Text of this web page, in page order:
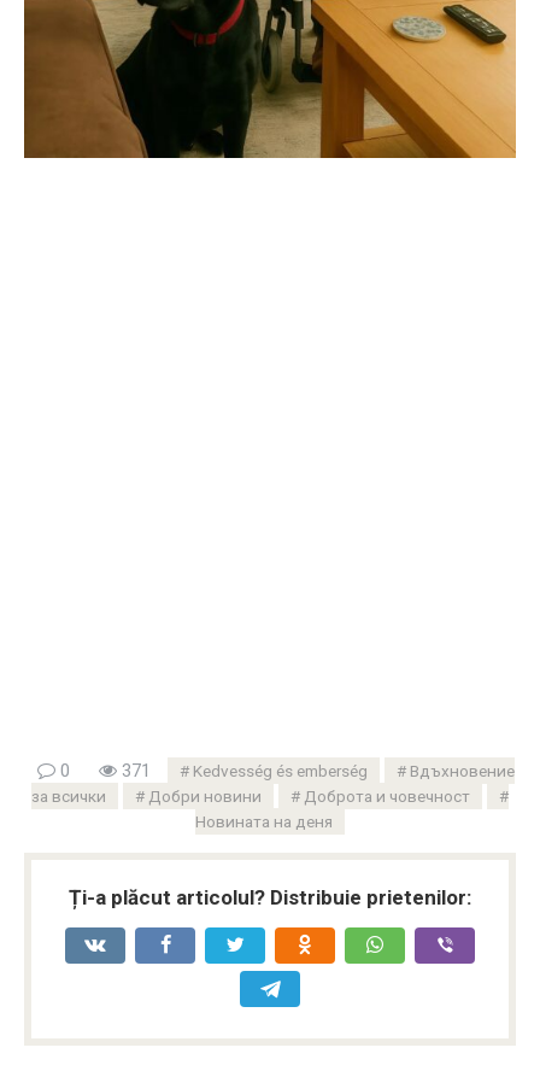
0 371 Kedvesség és emberség
Вдъхновение
за всички
Добри новини
Доброта и човечност
Новината на деня
Ți-a plăcut articolul? Distribuie prietenilor: